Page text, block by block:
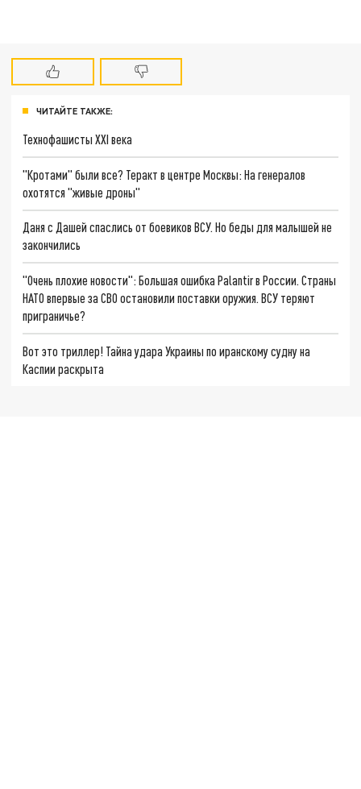
ЧИТАЙТЕ ТАКЖЕ:
Технофашисты XXI века
"Кротами" были все? Теракт в центре Москвы: На генералов
охотятся "живые дроны"
Даня с Дашей спаслись от боевиков ВСУ. Но беды для малышей не
закончились
"Очень плохие новости": Большая ошибка Palantir в России. Страны
НАТО впервые за СВО остановили поставки оружия. ВСУ теряют
приграничье?
Вот это триллер! Тайна удара Украины по иранскому судну на
Каспии раскрыта